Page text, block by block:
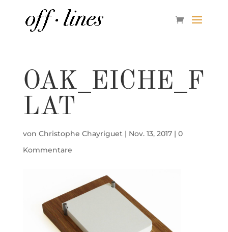
OAK_EICHE_F
LAT
von Christophe Chayriguet| Nov. 13, 2017| 0
Kommentare